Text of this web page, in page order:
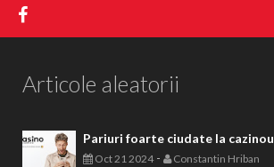
Articole aleatorii
Pariuri foarte ciudate la cazinou
Oct 21 2024- Constantin Hriban